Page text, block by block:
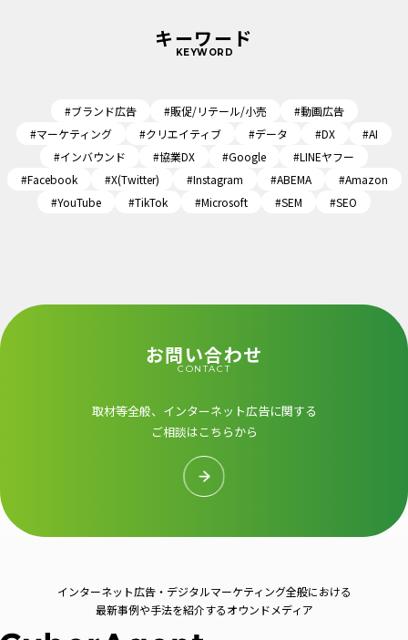
キーワード
KEYWORD
#ブランド広告 #販促/リテール/小売
#動画広告
#マーケティング
#クリエイティブ #データ #DX
#AI
#インバウンド
#協業DX #Google
#LINEヤフー
#Facebook
#X(Twitter) #Instagram #ABEMA
#Amazon
#YouTube
#TikTok #Microsoft #SEM #SEO
お問い合わせ
CONTACT
取材等全般、インターネット広告に関する
ご相談はこちらから
インターネット広告・デジタルマーケティング全般における
最新事例や手法を紹介するオウンドメディア